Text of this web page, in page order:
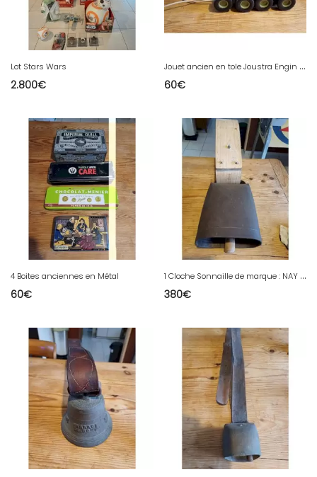
Lot Stars Wars
2.800€
J
ouet ancien en tole Joustra Engin Lance Missilles Militaria
60€
4 Boites anciennes en Métal
60€
1
Cloche Sonnaille de marque : NAY No : 6
380€